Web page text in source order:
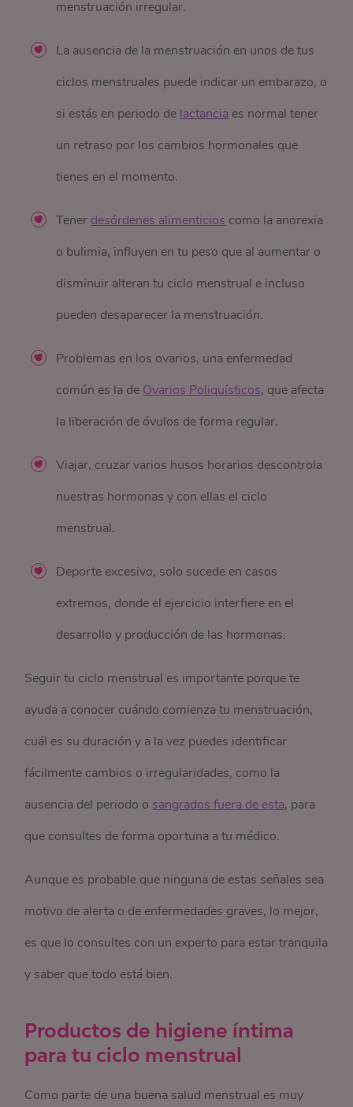
menstruación irregular.
La ausencia de la menstruación en unos de tus
ciclos menstruales puede indicar un embarazo, o
si estás en periodo de lactancia es normal tener
un retraso por los cambios hormonales que
tienes en el momento.
Tener desórdenes alimenticios como la anorexia
o bulimia, influyen en tu peso que al aumentar o
disminuir alteran tu ciclo menstrual e incluso
pueden desaparecer la menstruación.
Problemas en los ovarios, una enfermedad
común es la de Ovarios Poliquísticos, que afecta
la liberación de óvulos de forma regular.
Viajar, cruzar varios husos horarios descontrola
nuestras hormonas y con ellas el ciclo
menstrual.
Deporte excesivo, solo sucede en casos
extremos, donde el ejercicio interfiere en el
desarrollo y producción de las hormonas.
Seguir tu ciclo menstrual es importante porque te
ayuda a conocer cuándo comienza tu menstruación,
cuál es su duración y a la vez puedes identificar
fácilmente cambios o irregularidades, como la
ausencia del periodo o sangrados fuera de esta, para
que consultes de forma oportuna a tu médico.
Aunque es probable que ninguna de estas señales sea
motivo de alerta o de enfermedades graves, lo mejor,
es que lo consultes con un experto para estar tranquila
y saber que todo está bien.
Productos de higiene íntima
para tu ciclo menstrual
Como parte de una buena salud menstrual es muy